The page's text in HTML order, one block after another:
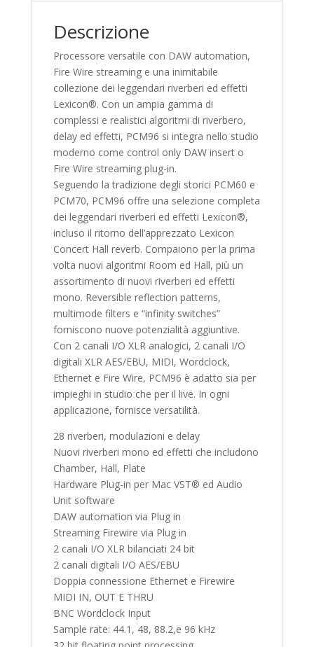
Descrizione
Processore versatile con DAW automation,
Fire Wire streaming e una inimitabile
collezione dei leggendari riverberi ed effetti
Lexicon®. Con un ampia gamma di
complessi e realistici algoritmi di riverbero,
delay ed effetti, PCM96 si integra nello studio
moderno come control only DAW insert o
Fire Wire streaming plug-in.
Seguendo la tradizione degli storici PCM60 e
PCM70, PCM96 offre una selezione completa
dei leggendari riverberi ed effetti Lexicon®,
incluso il ritorno dell’apprezzato Lexicon
Concert Hall reverb. Compaiono per la prima
volta nuovi algoritmi Room ed Hall, più un
assortimento di nuovi riverberi ed effetti
mono. Reversible reflection patterns,
multimode filters e “infinity switches”
forniscono nuove potenzialità aggiuntive.
Con 2 canali I/O XLR analogici, 2 canali I/O
digitali XLR AES/EBU, MIDI, Wordclock,
Ethernet e Fire Wire, PCM96 è adatto sia per
impieghi in studio che per il live. In ogni
applicazione, fornisce versatilità.
28 riverberi, modulazioni e delay
Nuovi riverberi mono ed effetti che includono
Chamber, Hall, Plate
Hardware Plug-in per Mac VST® ed Audio
Unit software
DAW automation via Plug in
Streaming Firewire via Plug in
2 canali I/O XLR bilanciati 24 bit
2 canali digitali I/O AES/EBU
Doppia connessione Ethernet e Firewire
MIDI IN, OUT E THRU
BNC Wordclock Input
Sample rate: 44.1, 48, 88.2,e 96 kHz